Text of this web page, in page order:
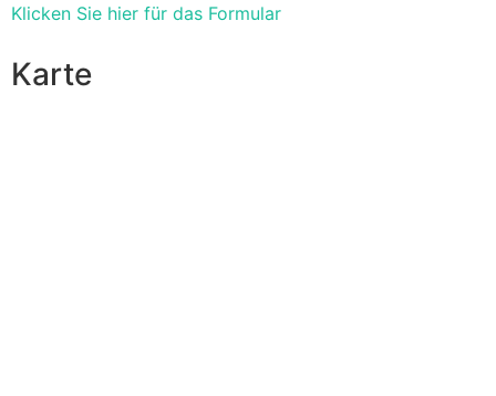
Klicken Sie hier für das Formular
Karte